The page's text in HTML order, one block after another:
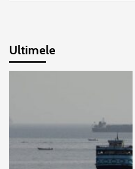
Ultimele